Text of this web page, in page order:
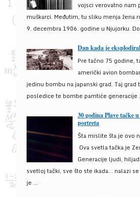
vojsci verovatno nam
muškarci. Međutim, tu sliku menja žena
9. decembra 1906. godine u Njujorku.
Dan kada je
Pre tačno 75 godine,
američki avion
jedinu bombu na japanski grad. Taj grad
posledice te bombe pamtiće generacije
30 godina Plave tačke
portreta
Šta mislite šta je ovo
Ova svetla tačka je
Generacije ljudi,
svetloj tački, sve što ste ikada… nalazi
je ...